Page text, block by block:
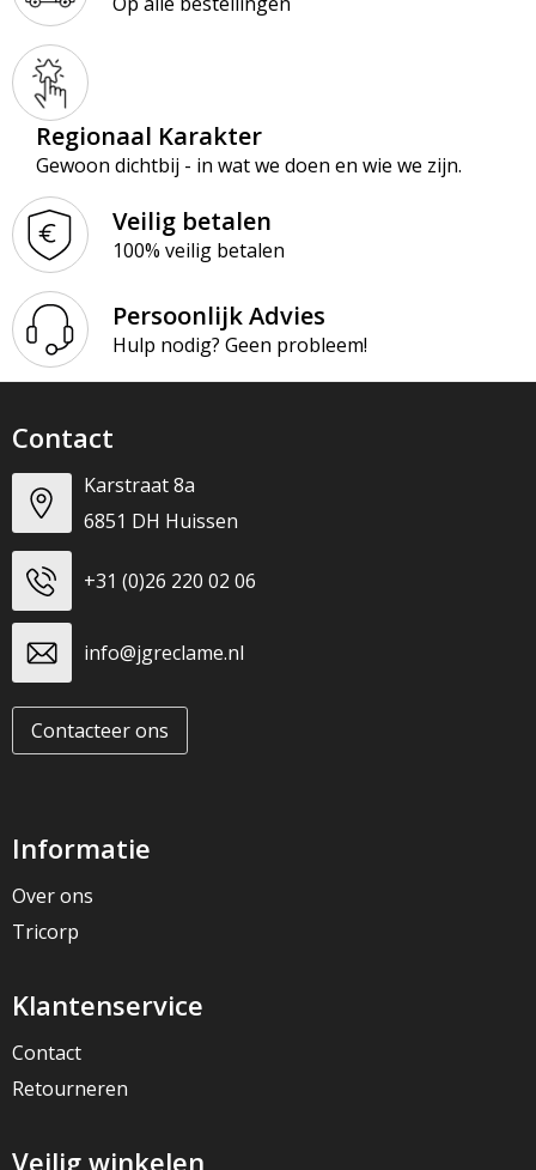
Regionaal Karakter
Gewoon dichtbij - in wat we doen en wie we zijn.
Veilig betalen
100% veilig betalen
Persoonlijk Advies
Hulp nodig? Geen probleem!
Contact
Karstraat 8a
6851 DH Huissen
+31 (0)26 220 02 06
info@jgreclame.nl
Contacteer ons
Informatie
Over ons
Tricorp
Klantenservice
Contact
Retourneren
Veilig winkelen